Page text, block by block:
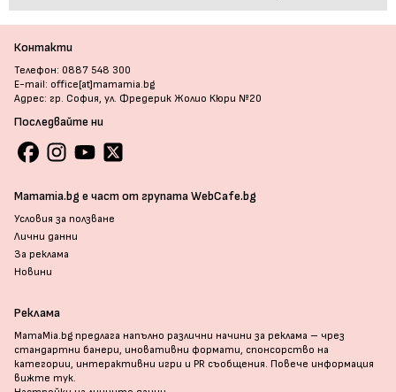
Контакти
Телефон: 0887 548 300
E-mail: office[at]mamamia.bg
Адрес: гр. София, ул. Фредерик Жолио Кюри №20
Последвайте ни
Mamamia.bg е част от групата WebCafe.bg
Условия за ползване
Лични данни
За реклама
Новини
Реклама
MamaMia.bg предлага напълно различни начини за реклама – чрез
стандартни банери, иновативни формати, спонсорство на
категории, интерактивни игри и PR съобщения. Повече информация
вижте тук.